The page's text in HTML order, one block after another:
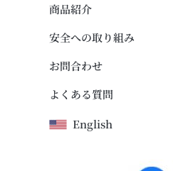
商品紹介
安全への取り組み
お問合わせ
よくある質問
English